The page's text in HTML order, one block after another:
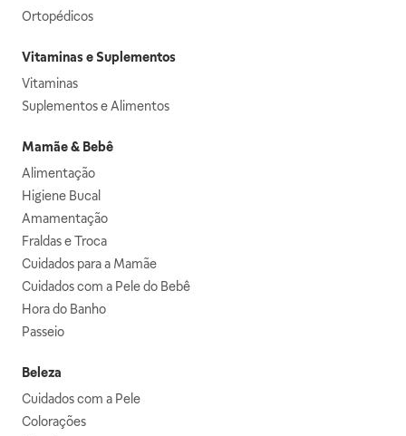
Ortopédicos
Vitaminas e Suplementos
Vitaminas
Suplementos e Alimentos
Mamãe & Bebê
Alimentação
Higiene Bucal
Amamentação
Fraldas e Troca
Cuidados para a Mamãe
Cuidados com a Pele do Bebê
Hora do Banho
Passeio
Beleza
Cuidados com a Pele
Colorações